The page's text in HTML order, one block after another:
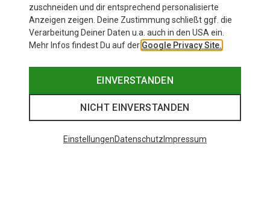
Zur Produktseite
zuschneiden und dir entsprechend personalisierte
Anzeigen zeigen. Deine Zustimmung schließt ggf. die
Verarbeitung Deiner Daten u.a. auch in den USA ein.
Mehr Infos findest Du auf der Google Privacy Site.
EINVERSTANDEN
NICHT EINVERSTANDEN
EinstellungenDatenschutz Impressum